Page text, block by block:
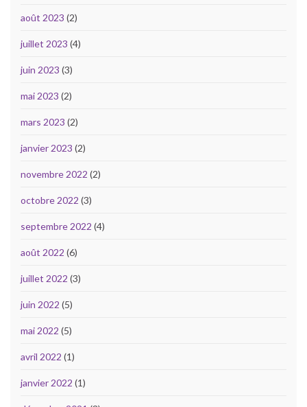
août 2023 (2)
juillet 2023 (4)
juin 2023 (3)
mai 2023 (2)
mars 2023 (2)
janvier 2023 (2)
novembre 2022 (2)
octobre 2022 (3)
septembre 2022 (4)
août 2022 (6)
juillet 2022 (3)
juin 2022 (5)
mai 2022 (5)
avril 2022 (1)
janvier 2022 (1)